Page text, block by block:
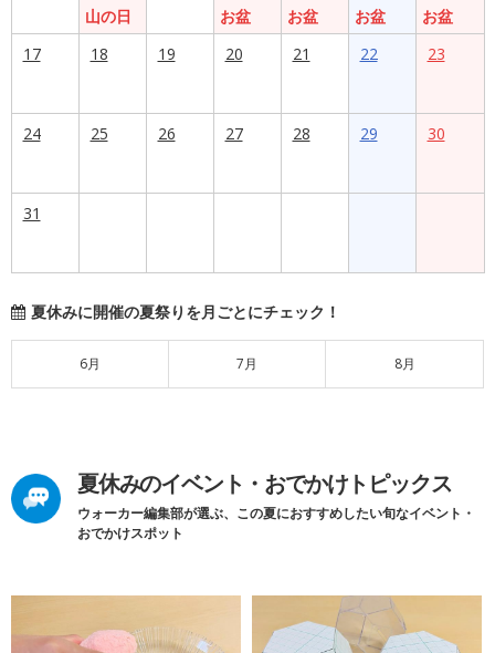
山の日 お盆 お盆 お盆
お盆
17
18 19 20 21 22 23
24 25 26 27 28 29 30
31
夏休みに開催の夏祭りを月ごとにチェック！
6月 7月 8月
夏休みのイベント・おでかけトピックス
ウォーカー編集部が選ぶ、この夏におすすめしたい旬なイベント・
おでかけスポット